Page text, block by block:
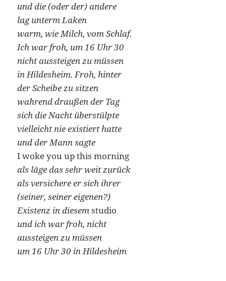
und die (oder der) andere
lag unterm Laken
warm, wie Milch, vom Schlaf.
Ich war froh, um 16 Uhr 30
nicht aussteigen zu müssen
in Hildesheim. Froh, hinter
der Scheibe zu sitzen
wahrend draußen der Tag
sich die Nacht überstülpte
vielleicht nie existiert hatte
und der Mann sagte
I woke you up this morning
als läge das sehr weit zurück
als versichere er sich ihrer
(seiner, seiner eigenen?)
Existenz in diesemstudio
und ich war froh, nicht
aussteigen zu müssen
um 16 Uhr 30 in Hildesheim